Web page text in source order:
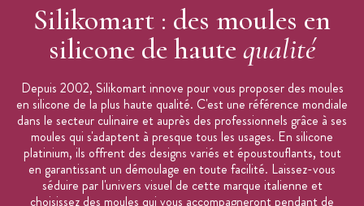
Silikomart : des moules en
silicone de hautequalité
Depuis 2002, Silikomart innove pour vous proposer des moules
en silicone de la plus haute qualité. C'est une référence mondiale
dans le secteur culinaire et auprès des professionnels grâce à ses
moules qui s'adaptent à presque tous les usages. En silicone
platinium, ils offrent des designs variés et époustouflants, tout
en garantissant un démoulage en toute facilité. Laissez-vous
séduire par l'univers visuel de cette marque italienne et
choisissez des moules qui vous accompagneront pendant de